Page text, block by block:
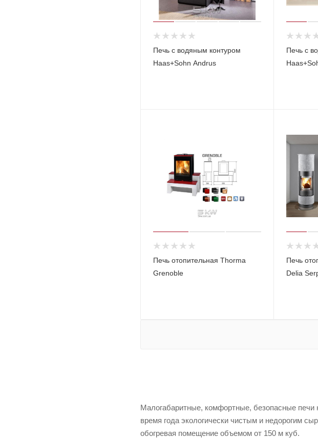
Печь с водяным контуром
Haas+Sohn Andrus
Печь с
Печь отопительная Thorma
Grenoble
Печь
Delia
Малогабаритные, комфортные, безопасные печи
время года экологически чистым и недорогим
обогревая помещение объемом от 150 м куб.